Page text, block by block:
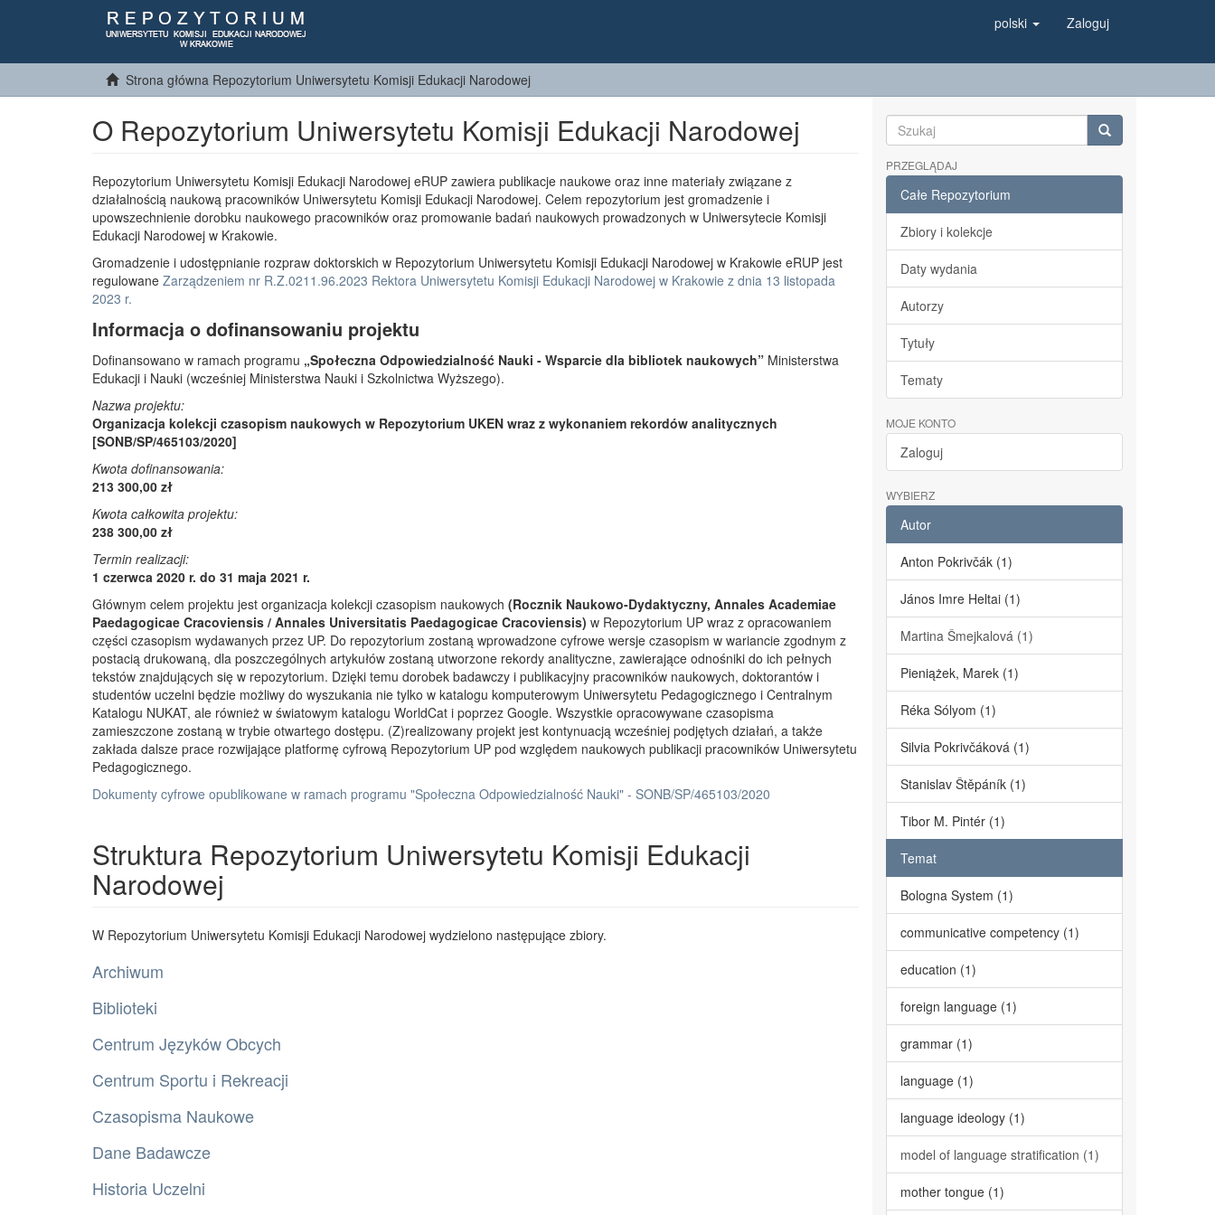
polski Zaloguj
Strona główna Repozytorium Uniwersytetu Komisji Edukacji Narodowej
O Repozytorium Uniwersytetu Komisji Edukacji Narodowej
Repozytorium Uniwersytetu Komisji Edukacji Narodowej eRUP zawiera publikacje naukowe oraz inne materiały związane z
działalnością naukową pracowników Uniwersytetu Komisji Edukacji Narodowej. Celem repozytorium jest gromadzenie i
upowszechnienie dorobku naukowego pracowników oraz promowanie badań naukowych prowadzonych w Uniwersytecie Komisji
Edukacji Narodowej w Krakowie.
Gromadzenie i udostępnianie rozpraw doktorskich w Repozytorium Uniwersytetu Komisji Edukacji Narodowej w Krakowie eRUP jest
regulowane Zarządzeniem nr R.Z.0211.96.2023 Rektora Uniwersytetu Komisji Edukacji Narodowej w Krakowie z dnia 13 listopada
2023 r.
Informacja o dofinansowaniu projektu
Dofinansowano w ramach programu „Społeczna Odpowiedzialność Nauki - Wsparcie dla bibliotek naukowych” Ministerstwa
Edukacji i Nauki (wcześniej Ministerstwa Nauki i Szkolnictwa Wyższego).
Nazwa projektu:
Organizacja kolekcji czasopism naukowych w Repozytorium UKEN wraz z wykonaniem rekordów analitycznych
[SONB/SP/465103/2020]
Kwota dofinansowania:
213 300,00 zł
Kwota całkowita projektu:
238 300,00 zł
Termin realizacji:
1 czerwca 2020 r. do 31 maja 2021 r.
Głównym celem projektu jest organizacja kolekcji czasopism naukowych (Rocznik Naukowo-Dydaktyczny, Annales Academiae
Paedagogicae Cracoviensis / Annales Universitatis Paedagogicae Cracoviensis) w Repozytorium UP wraz z opracowaniem
części czasopism wydawanych przez UP. Do repozytorium zostaną wprowadzone cyfrowe wersje czasopism w wariancie zgodnym z
postacią drukowaną, dla poszczególnych artykułów zostaną utworzone rekordy analityczne, zawierające odnośniki do ich pełnych
tekstów znajdujących się w repozytorium. Dzięki temu dorobek badawczy i publikacyjny pracowników naukowych, doktorantów i
studentów uczelni będzie możliwy do wyszukania nie tylko w katalogu komputerowym Uniwersytetu Pedagogicznego i Centralnym
Katalogu NUKAT, ale również w światowym katalogu WorldCat i poprzez Google. Wszystkie opracowywane czasopisma
zamieszczone zostaną w trybie otwartego dostępu. (Z)realizowany projekt jest kontynuacją wcześniej podjętych działań, a także
zakłada dalsze prace rozwijające platformę cyfrową Repozytorium UP pod względem naukowych publikacji pracowników Uniwersytetu
Pedagogicznego.
Dokumenty cyfrowe opublikowane w ramach programu "Społeczna Odpowiedzialność Nauki" - SONB/SP/465103/2020
Struktura Repozytorium Uniwersytetu Komisji Edukacji
Narodowej
W Repozytorium Uniwersytetu Komisji Edukacji Narodowej wydzielono następujące zbiory.
Archiwum
Biblioteki
Centrum Języków Obcych
Centrum Sportu i Rekreacji
Czasopisma Naukowe
Dane Badawcze
Historia Uczelni
PRZEGLĄDAJ
Całe Repozytorium
Zbiory i kolekcje
Daty wydania
Autorzy
Tytuły
Tematy
MOJE KONTO
Zaloguj
WYBIERZ
Autor
Anton Pokrivčák (1)
János Imre Heltai (1)
Martina Šmejkalová (1)
Pieniążek, Marek (1)
Réka Sólyom (1)
Silvia Pokrivčáková (1)
Stanislav Štěpáník (1)
Tibor M. Pintér (1)
Temat
Bologna System (1)
communicative competency (1)
education (1)
foreign language (1)
grammar (1)
language (1)
language ideology (1)
model of language stratification (1)
mother tongue (1)